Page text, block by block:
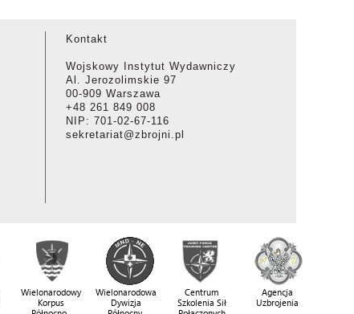
Kontakt
Wojskowy Instytut Wydawniczy
Al. Jerozolimskie 97
00-909 Warszawa
+48 261 849 008
NIP: 701-02-67-116
sekretariat@zbrojni.pl
Wielonarodowy
Korpus
Wielonarodowa
Dywizja
Centrum
Szkolenia Sił
Agencja
Uzbrojenia